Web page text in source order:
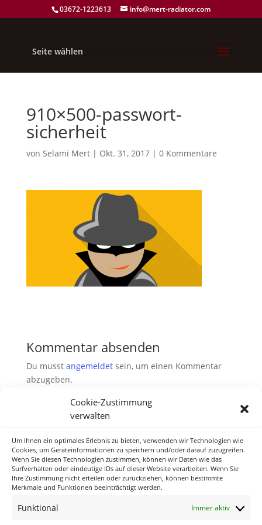
Cookie-Zustimmung
verwalten
Um Ihnen ein optimales Erlebnis zu bieten, verwenden wir Technologien wie
Cookies, um Geräteinformationen zu speichern und/oder darauf zuzugreifen.
Wenn Sie diesen Technologien zustimmen, können wir Daten wie das
Surfverhalten oder eindeutige IDs auf dieser Website verarbeiten. Wenn Sie
Ihre Zustimmung nicht erteilen oder zurückziehen, können bestimmte
Merkmale und Funktionen beeinträchtigt werden.
Funktional Immer aktiv
03672-1223613 info@mert-radiator.com
Seite wählen
910×500-passwort-
sicherheit
von Selami Mert| Okt. 31, 2017| 0 Kommentare
Kommentar absenden
Du musst angemeldetsein, um einen Kommentar
abzugeben.
Neueste Kommentare
Archiv